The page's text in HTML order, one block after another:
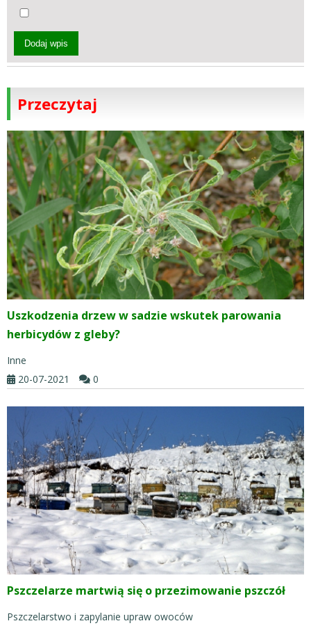
Dodaj wpis
Przeczytaj
Uszkodzenia drzew w sadzie wskutek parowania
herbicydów z gleby?
Inne
20-07-2021
0
Pszczelarze martwią się o przezimowanie pszczół
Pszczelarstwo i zapylanie upraw owoców